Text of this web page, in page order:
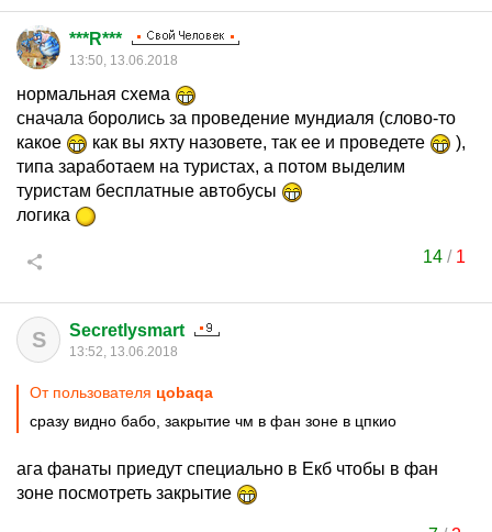
***R***
13:50, 13.06.2018
нормальная схема
сначала боролись за проведение мундиаля (слово-то
какое
как вы яхту назовете, так ее и проведете
),
типа заработаем на туристах, а потом выделим
туристам бесплатные автобусы
логика
14 / 1
S Secretlysmart
13:52, 13.06.2018
От пользователя цоbaqa
сразу видно бабо, закрытие чм в фан зоне в цпкио
ага фанаты приедут специально в Екб чтобы в фан
зоне посмотреть закрытие